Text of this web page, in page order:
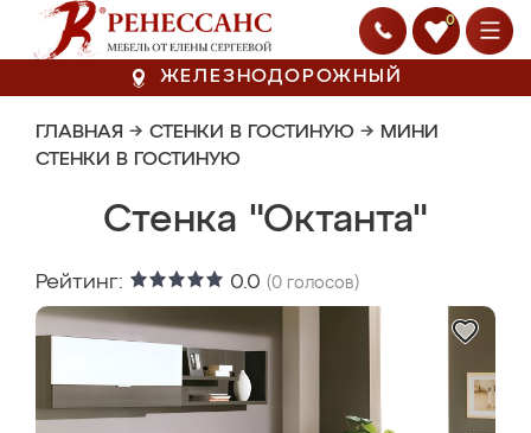
0
ЖЕЛЕЗНОДОРОЖНЫЙ
ГЛАВНАЯ → СТЕНКИ В ГОСТИНУЮ → МИНИ
СТЕНКИ В ГОСТИНУЮ
Стенка "Октанта"
Рейтинг: 0.0 (0 голосов)